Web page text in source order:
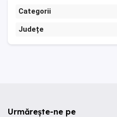
Categorii
Județe
Urmărește-ne pe